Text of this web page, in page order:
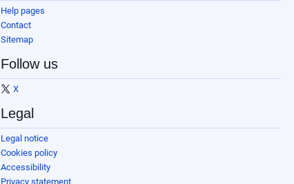
Help pages
Contact
Sitemap
Follow us
X
Legal
Legal notice
Cookies policy
Accessibility
Privacy statement